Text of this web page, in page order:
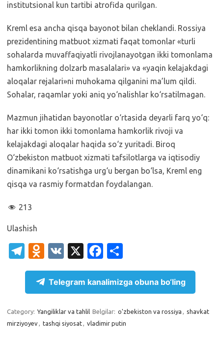
institutsional kun tartibi atrofida qurilgan.
Kreml esa ancha qisqa bayonot bilan cheklandi. Rossiya
prezidentining matbuot xizmati faqat tomonlar «turli
sohalarda muvaffaqiyatli rivojlanayotgan ikki tomonlama
hamkorlikning dolzarb masalalari» va «yaqin kelajakdagi
aloqalar rejalari»ni muhokama qilganini ma’lum qildi.
Sohalar, raqamlar yoki aniq yo‘nalishlar ko‘rsatilmagan.
Mazmun jihatidan bayonotlar o‘rtasida deyarli farq yo‘q:
har ikki tomon ikki tomonlama hamkorlik rivoji va
kelajakdagi aloqalar haqida so‘z yuritadi. Biroq
O‘zbekiston matbuot xizmati tafsilotlarga va iqtisodiy
dinamikani ko‘rsatishga urg‘u bergan bo‘lsa, Kreml eng
qisqa va rasmiy formatdan foydalangan.
213
Ulashish
T
el
gr
a
m
O
d
n
o
kl
as
V
K
X
Fa
c
e
b
o
o
h
ar
e
Telegram kanalimizga obuna bo‘ling
Category: Yangiliklar va tahlil Belgilar: o'zbekiston va rossiya , shavkat
mirziyoyev, tashqi siyosat, vladimir putin